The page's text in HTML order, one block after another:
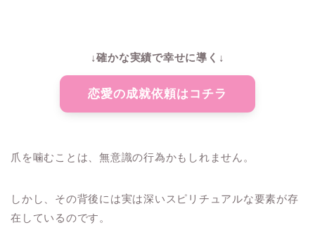
↓確かな実績で幸せに導く↓
恋愛の成就依頼はコチラ
爪を噛むことは、無意識の行為かもしれません。
しかし、その背後には実は深いスピリチュアルな要素が存
在しているのです。